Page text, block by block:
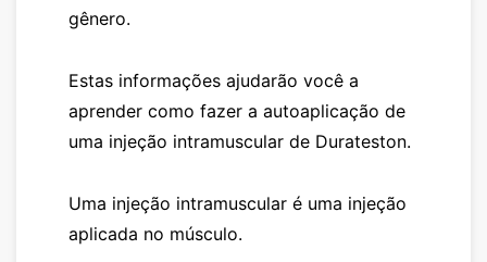
gênero.
Estas informações ajudarão você a
aprender como fazer a autoaplicação de
uma injeção intramuscular de Durateston.
Uma injeção intramuscular é uma injeção
aplicada no músculo.